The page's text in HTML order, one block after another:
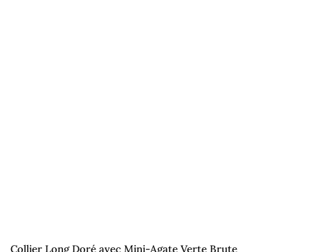
Collier Long Doré avec Mini-Agate Verte Brute